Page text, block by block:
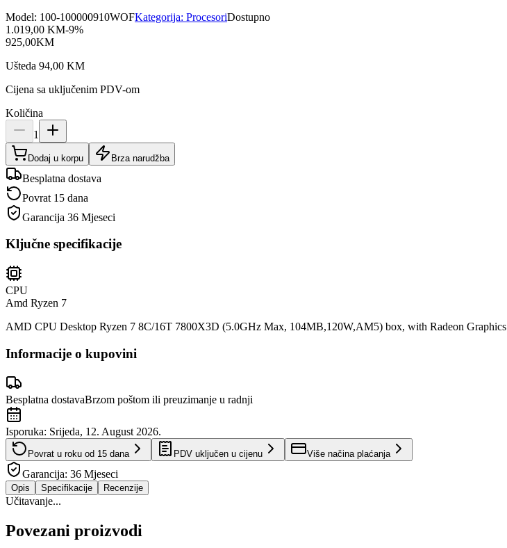
Model: 100-100000910WOFKategorija: ProcesoriDostupno
1.019,00 KM-9%
925,00KM
Ušteda 94,00 KM
Cijena sa uključenim PDV-om
Količina
1
Dodaj u korpu Brza narudžba
Besplatna dostava
Povrat 15 dana
Garancija 36 Mjeseci
Ključne specifikacije
CPU
Amd Ryzen 7
AMD CPU Desktop Ryzen 7 8C/16T 7800X3D (5.0GHz Max, 104MB,120W,AM5) box, with Radeon Graphics
Informacije o kupovini
Besplatna dostavaBrzom poštom ili preuzimanje u radnji
Isporuka: Srijeda, 12. August 2026.
Povrat u roku od 15 dana PDV uključen u cijenu Više načina plaćanja
Garancija: 36 Mjeseci
Opis Specifikacije Recenzije
Učitavanje...
Povezani proizvodi